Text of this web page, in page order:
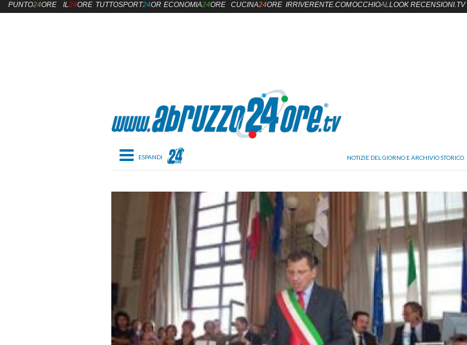
Toggle navigation
PUNTO24ORE IL24ORE TUTTOSPORT24OREECONOMIA24ORE CUCINA24ORE IRRIVERENTE.COMOCCHIOALLOOK RECENSIONI.TV